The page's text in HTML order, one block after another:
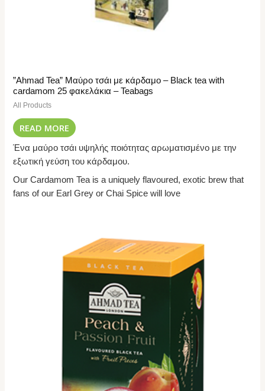
”Ahmad Tea” Μαύρο τσάι με κάρδαμο – Black tea with
cardamom 25 φακελάκια – Teabags
All Products
READ MORE
Ένα μαύρο τσάι υψηλής ποιότητας αρωματισμένο με την
εξωτική γεύση του κάρδαμου.
Our Cardamom Tea is a uniquely flavoured, exotic brew that
fans of our Earl Grey or Chai Spice will love